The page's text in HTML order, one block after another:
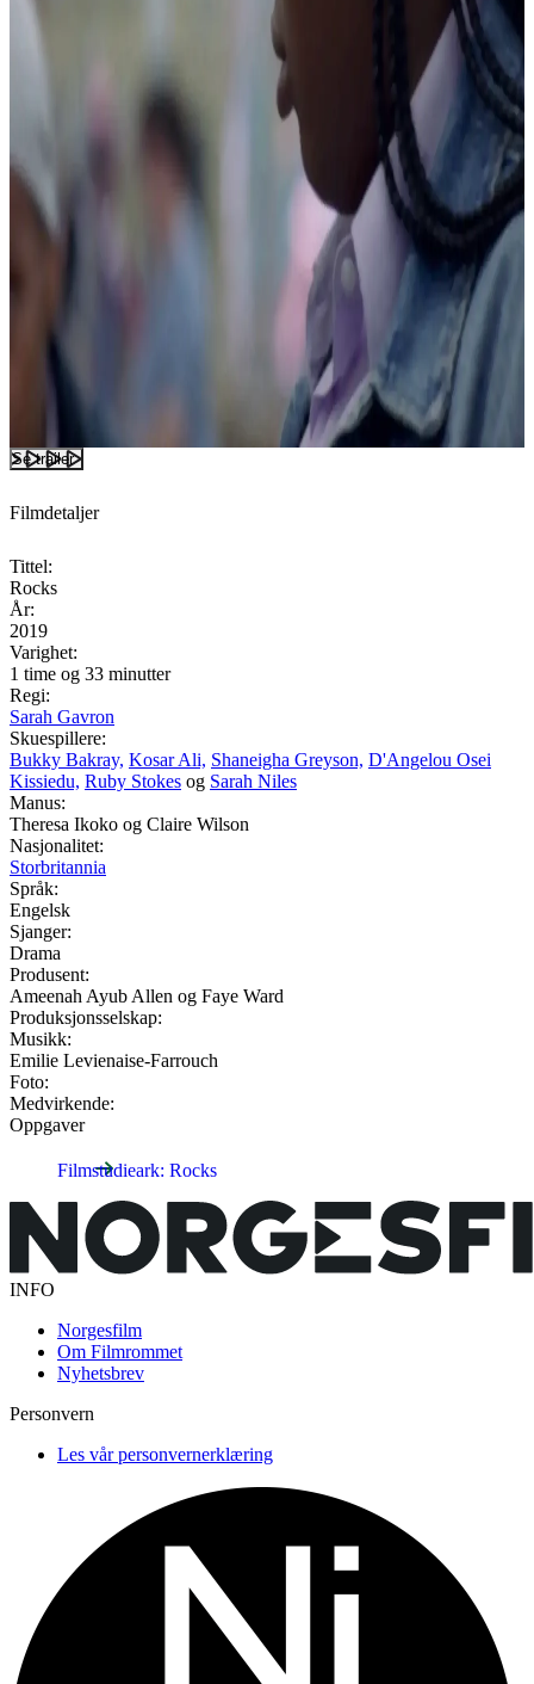
Se trailer
Filmdetaljer
Tittel:
Rocks
År:
2019
Varighet:
1 time og 33 minutter
Regi:
Sarah Gavron
Skuespillere:
Bukky Bakray, Kosar Ali, Shaneigha Greyson, D'Angelou Osei
Kissiedu, Ruby Stokes og Sarah Niles
Manus:
Theresa Ikoko og Claire Wilson
Nasjonalitet:
Storbritannia
Språk:
Engelsk
Sjanger:
Drama
Produsent:
Ameenah Ayub Allen og Faye Ward
Produksjonsselskap:
Musikk:
Emilie Levienaise-Farrouch
Foto:
Medvirkende:
Oppgaver
Filmstudieark: Rocks
INFO
Norgesfilm
Om Filmrommet
Nyhetsbrev
Personvern
Les vår personvernerklæring